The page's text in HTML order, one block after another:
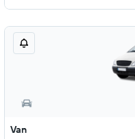
Van